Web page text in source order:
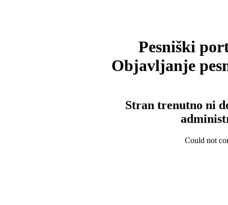
Pesniški
Objavljanje
Stran trenutno ni
Could not